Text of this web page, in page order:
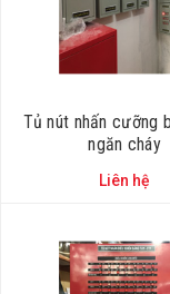
Tủ nút nhấn cưỡng
ngăn cháy
Liên hệ